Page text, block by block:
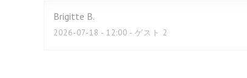
Brigitte B
2026-07-18 - 12:00 - ゲスト 2